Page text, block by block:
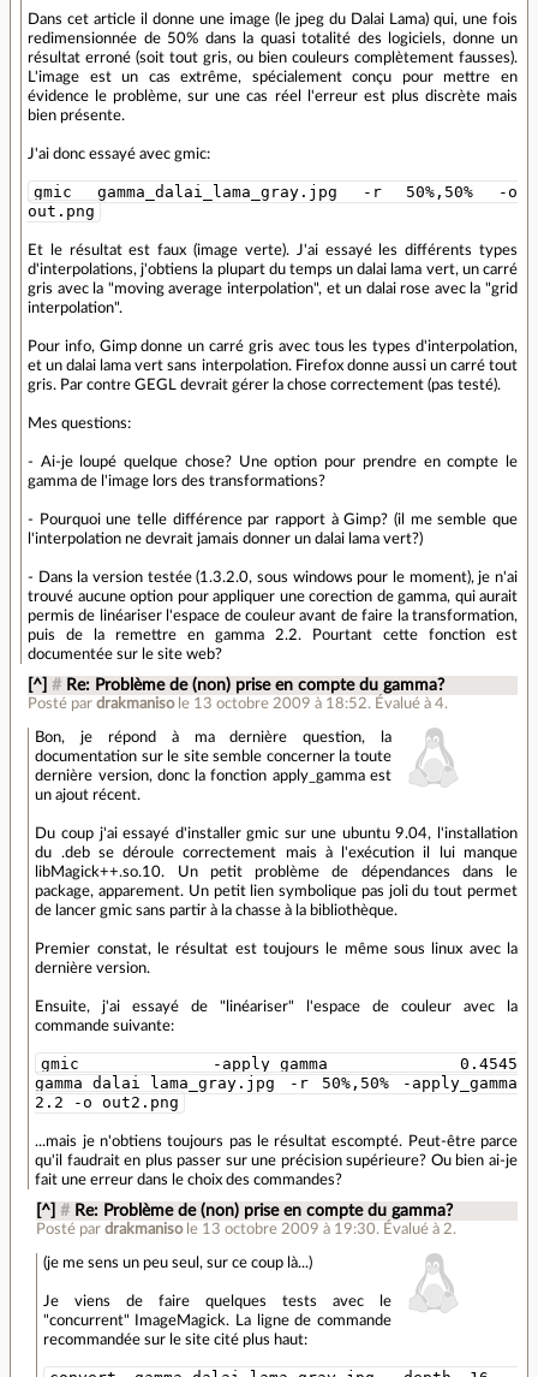
Dans cet article il donne une image (le jpeg du Dalai Lama) qui, une fois
redimensionnée de 50% dans la quasi totalité des logiciels, donne un
résultat erroné (soit tout gris, ou bien couleurs complètement fausses).
L'image est un cas extrême, spécialement conçu pour mettre en
évidence le problème, sur une cas réel l'erreur est plus discrète mais
bien présente.
J'ai donc essayé avec gmic:
gmic gamma_dalai_lama_gray.jpg -r 50%,50% -o
out.png
Et le résultat est faux (image verte). J'ai essayé les différents types
d'interpolations, j'obtiens la plupart du temps un dalai lama vert, un carré
gris avec la "moving average interpolation", et un dalai rose avec la "grid
interpolation".
Pour info, Gimp donne un carré gris avec tous les types d'interpolation,
et un dalai lama vert sans interpolation. Firefox donne aussi un carré tout
gris. Par contre GEGL devrait gérer la chose correctement (pas testé).
Mes questions:
- Ai-je loupé quelque chose? Une option pour prendre en compte le
gamma de l'image lors des transformations?
- Pourquoi une telle différence par rapport à Gimp? (il me semble que
l'interpolation ne devrait jamais donner un dalai lama vert?)
- Dans la version testée (1.3.2.0, sous windows pour le moment), je n'ai
trouvé aucune option pour appliquer une corection de gamma, qui aurait
permis de linéariser l'espace de couleur avant de faire la transformation,
puis de la remettre en gamma 2.2. Pourtant cette fonction est
documentée sur le site web?
[^] # Re: Problème de (non) prise en compte du gamma?
Posté pardrakmaniso le 13 octobre 2009 à 18:52. Évalué à4.
Bon, je répond à ma dernière question, la
documentation sur le site semble concerner la toute
dernière version, donc la fonction apply_gamma est
un ajout récent.
Du coup j'ai essayé d'installer gmic sur une ubuntu 9.04, l'installation
du .deb se déroule correctement mais à l'exécution il lui manque
libMagick++.so.10. Un petit problème de dépendances dans le
package, apparement. Un petit lien symbolique pas joli du tout permet
de lancer gmic sans partir à la chasse à la bibliothèque.
Premier constat, le résultat est toujours le même sous linux avec la
dernière version.
Ensuite, j'ai essayé de "linéariser" l'espace de couleur avec la
commande suivante:
gmic -apply_gamma 0.4545
gamma_dalai_lama_gray.jpg -r 50%,50% -apply_gamma
2.2 -o out2.png
...mais je n'obtiens toujours pas le résultat escompté. Peut-être parce
qu'il faudrait en plus passer sur une précision supérieure? Ou bien ai-je
fait une erreur dans le choix des commandes?
[^] # Re: Problème de (non) prise en compte du gamma?
Posté par drakmaniso le 13 octobre 2009 à 19:30. Évalué à 2.
(je me sens un peu seul, sur ce coup là...)
Je viens de faire quelques tests avec le
"concurrent" ImageMagick. La ligne de commande
recommandée sur le site cité plus haut: